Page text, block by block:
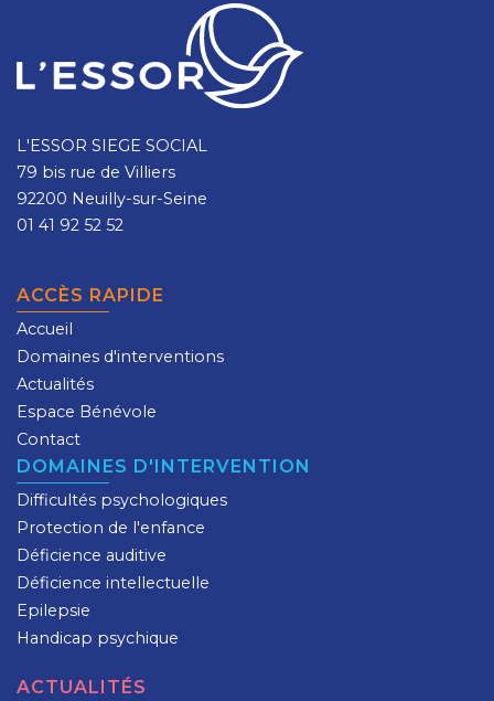
L'ESSOR SIEGE SOCIAL
79 bis rue de Villiers
92200 Neuilly-sur-Seine
01 41 92 52 52
ACCÈS RAPIDE
Accueil
Domaines d'interventions
Actualités
Espace Bénévole
Contact
DOMAINES D'INTERVENTION
Difficultés psychologiques
Protection de l'enfance
Déficience auditive
Déficience intellectuelle
Epilepsie
Handicap psychique
ACTUALITÉS